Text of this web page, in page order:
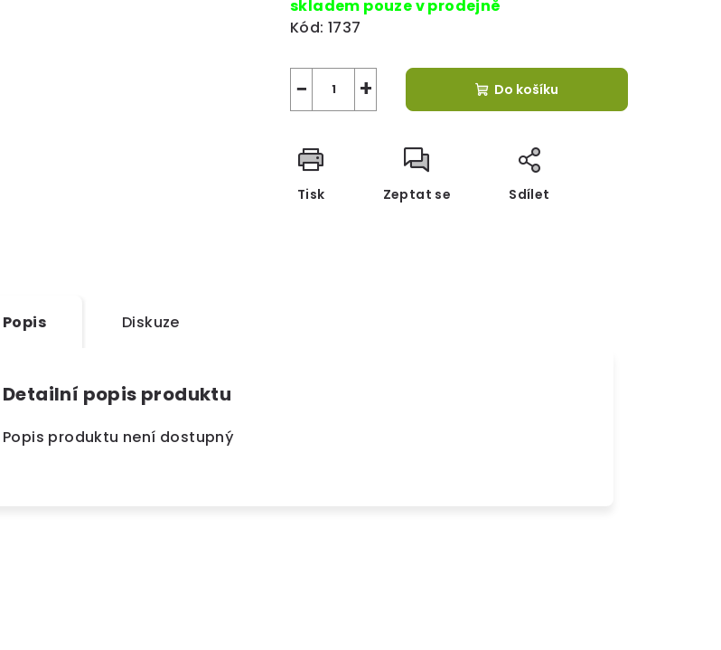
skladem pouze v prodejně
Kód: 1737
+
− Do košíku
Tisk Zeptat se Sdílet
Popis Diskuze
Detailní popis produktu
Popis produktu není dostupný